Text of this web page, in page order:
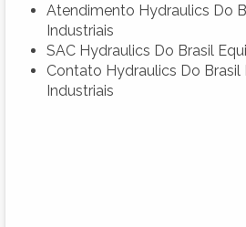
Atendimento Hydraulics Do
Industriais
SAC Hydraulics Do Brasil
Contato Hydraulics Do Brasil
Industriais